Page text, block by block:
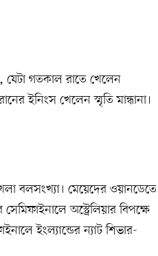
যেটা গতকাল রাতে খেলেন
ইনিংস খেলেন স্মৃতি মান্ধানা।
বলসংখ্যা। মেয়েদের ওয়ানডেতে
অস্ট্রেলিয়ার বিপক্ষে
ইংল্যান্ডের ন্যাট শিভার-